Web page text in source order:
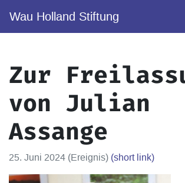
Wau Holland Stiftung
Zur
von Julian
Assange
25. Juni 2024 (Ereignis) (short link)